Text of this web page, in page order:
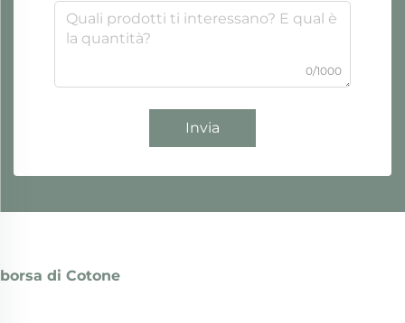
0/1000
Invia
borsa di Cotone